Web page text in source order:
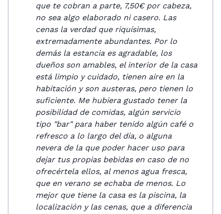
que te cobran a parte, 7,50€ por cabeza,
no sea algo elaborado ni casero. Las
cenas la verdad que riquísimas,
extremadamente abundantes. Por lo
demás la estancia es agradable, los
dueños son amables, el interior de la casa
está limpio y cuidado, tienen aire en la
habitación y son austeras, pero tienen lo
suficiente. Me hubiera gustado tener la
posibilidad de comidas, algún servicio
tipo "bar" para haber tenido algún café o
refresco a lo largo del día, o alguna
nevera de la que poder hacer uso para
dejar tus propias bebidas en caso de no
ofrecértela ellos, al menos agua fresca,
que en verano se echaba de menos. Lo
mejor que tiene la casa es la piscina, la
localización y las cenas, que a diferencia